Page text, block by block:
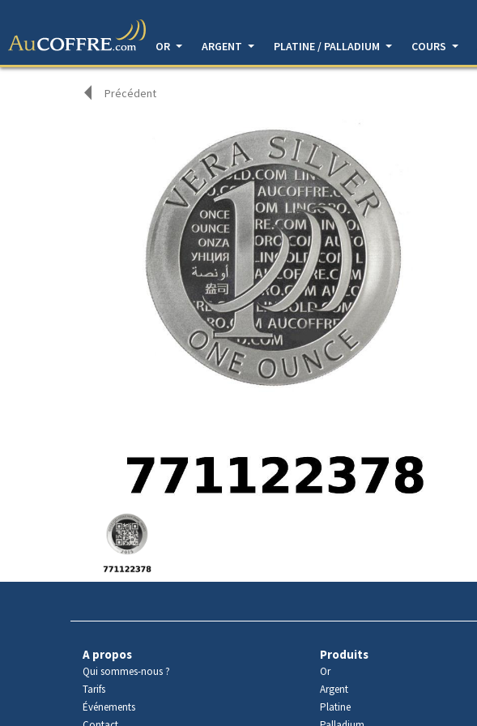
OR
ARGENT PLATINE / PALLADIUM COURS
Précédent
produit
A propos
Qui sommes-nous ?
Tarifs
Événements
Produits
Or
Argent
Platine